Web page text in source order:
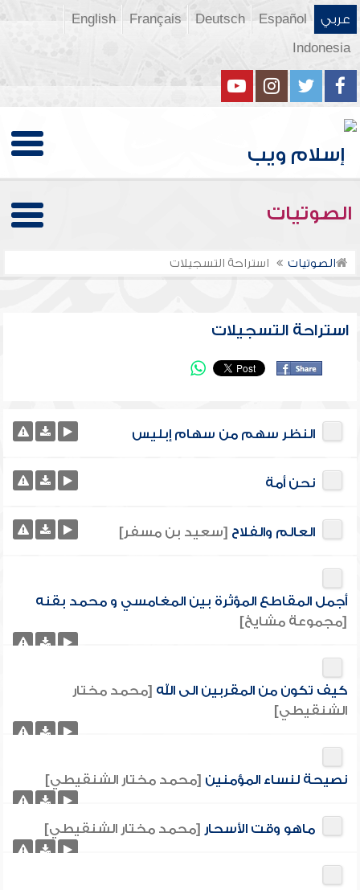
عربي Español
Deutsch
Français
English
Indonesia
الصوتيات
الصوتيات استراحة التسجيلات
استراحة التسجيلات
النظر سهم من سهام إبليس
نحن أمة
العالم والفلاح [سعيد بن مسفر]
أجمل المقاطع المؤثرة بين المغامسي و محمد بقنه
[مجموعة مشايخ]
كيف تكون من المقربين الى الله [محمد مختار
الشنقيطي]
نصيحة لنساء المؤمنين [محمد مختار الشنقيطي]
ماهو وقت الأسحار [محمد مختار الشنقيطي]